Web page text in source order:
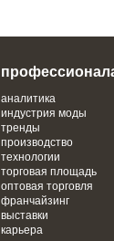
аналитика
индустрия моды
тренды
производство
технологии
торговая площадь
оптовая торговля
франчайзинг
выставки
карьера